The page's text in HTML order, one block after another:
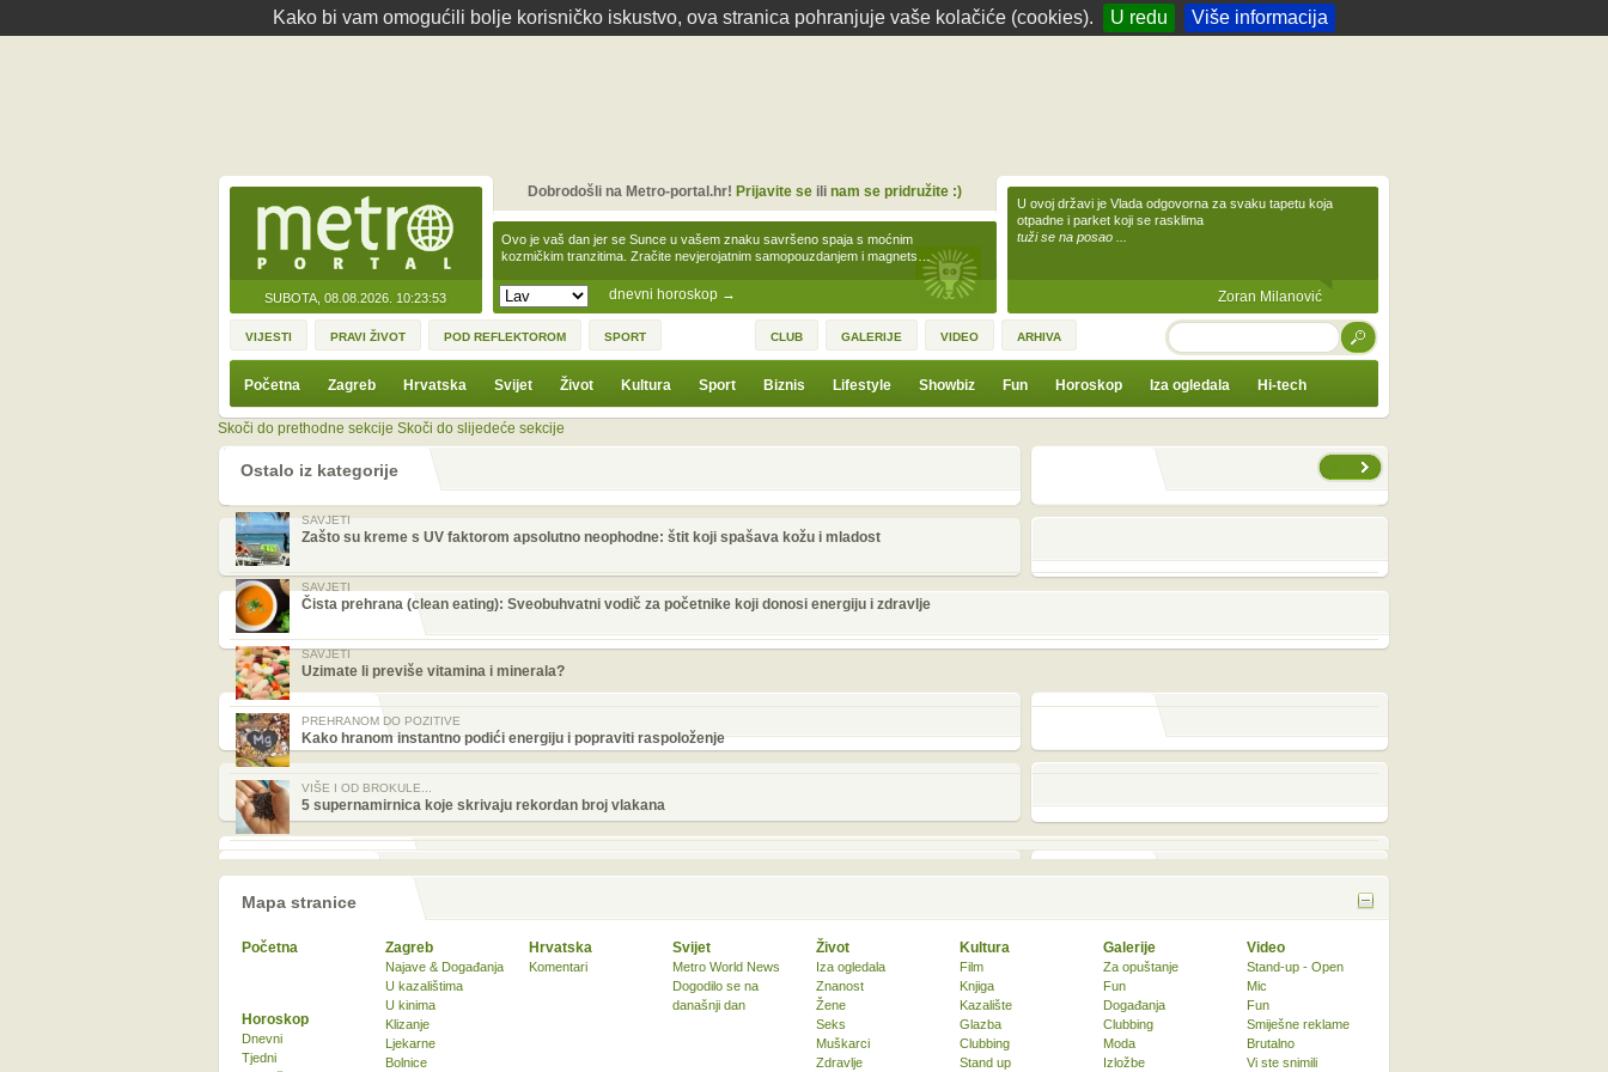
Kako bi vam omogućili bolje korisničko iskustvo, ova stranica pohranjuje vaše kolačiće (cookies). U redu Više informacija
SUBOTA, 08.08.2026. 10:23:53 dnevni horoskop →
Ovo je vaš dan jer se Sunce u vašem znaku savršeno spaja s moćnim
kozmičkim tranzitima. Zračite nevjerojatnim samopouzdanjem i magnets…
Dobrodošli na Metro-portal.hr! Prijavite seili nam se pridružite :)
U ovoj državi je Vlada odgovorna za svaku tapetu koja
otpadne i parket koji se rasklima
tuži se na posao ...
Zoran Milanović
VIJESTI PRAVI ŽIVOT POD REFLEKTOROM SPORT CLUB GALERIJE VIDEO ARHIVA TRAŽI
Početna Zagreb Hrvatska Svijet Život Kultura Sport Biznis Lifestyle Showbiz Fun Horoskop Iza ogledala Hi-tech
Skoči do prethodne sekcije Skoči do slijedeće sekcije
Ostalo iz kategorije
SAVJETI
Zašto su kreme s UV faktorom apsolutno neophodne: štit koji spašava kožu i mladost
SAVJETI
Čista prehrana (clean eating): Sveobuhvatni vodič za početnike koji donosi energiju i zdravlje
SAVJETI
Uzimate li previše vitamina i minerala?
PREHRANOM DO POZITIVE
Kako hranom instantno podići energiju i popraviti raspoloženje
VIŠE I OD BROKULE...
5 supernamirnica koje skrivaju rekordan broj vlakana
Mapa stranice
Početna Zagreb
Najave & Događanja
U kazalištima
U kinima
Klizanje
Ljekarne
Bolnice
Hrvatska
Komentari
Svijet
Metro World News
Dogodilo se na
današnji dan
Život
Iza ogledala
Znanost
Žene
Seks
Muškarci
Zdravlje
Kultura
Film
Knjiga
Kazalište
Glazba
Clubbing
Stand up
Horoskop
Dnevni
Tjedni
Galerije
Za opuštanje
Fun
Događanja
Clubbing
Moda
Izložbe
Video
Stand-up - Open
Mic
Fun
Smiješne reklame
Brutalno
Vi ste snimili